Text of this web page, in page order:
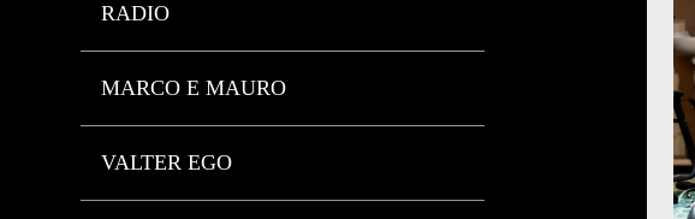
RADIO
MARCO E MAURO
VALTER EGO